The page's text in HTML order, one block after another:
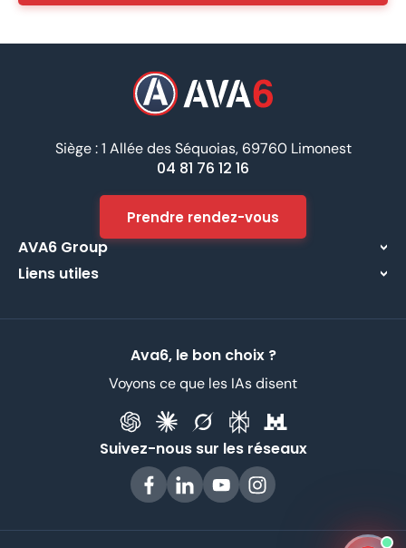
Siège : 1 Allée des Séquoias, 69760 Limonest
04 81 76 12 16
Prendre rendez-vous
AVA6 Group
À propos
Liens utiles
Ava6, le bon choix ?
Voyons ce que les IAs disent
Suivez-nous sur les réseaux